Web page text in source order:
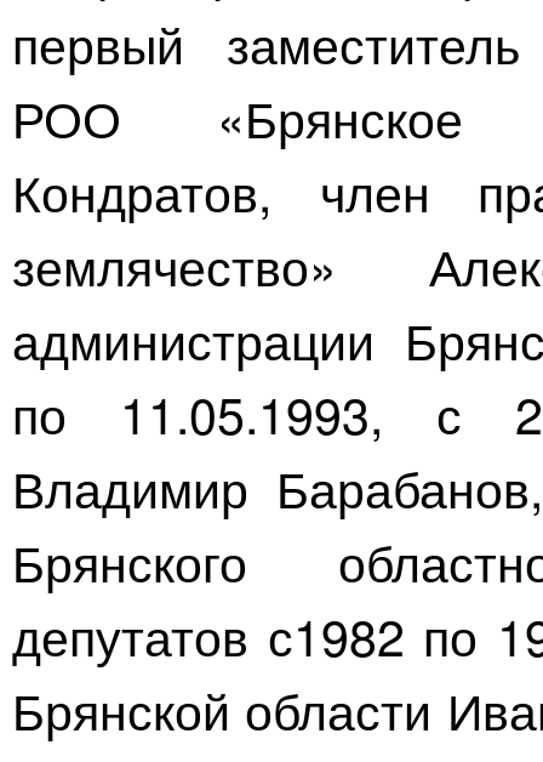
первый
РОО «Брянское
Кондратов, член
землячество»
администрации
по 11.05.1993, с
Владимир
Брянского
депутатов с1982 по
Брянской области